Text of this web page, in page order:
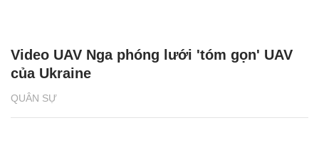
QUÂN SỰ
Video UAV Nga phóng lưới 'tóm gọn' UAV
của Ukraine